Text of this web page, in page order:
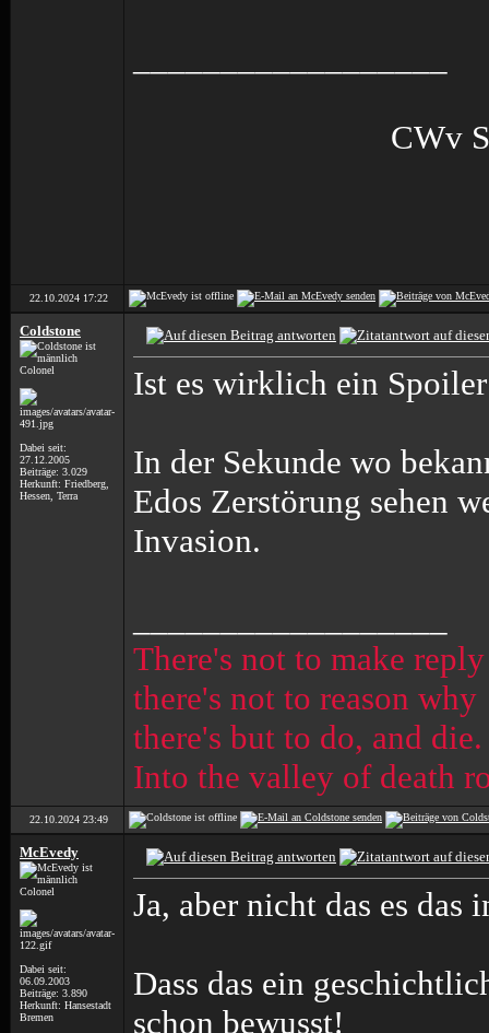
CWv
22.10.2024 17:22
Coldstone
Colonel
Dabei seit:
27.12.2005
Beiträge: 3.029
Herkunft: Friedberg,
Hessen, Terra
Ist es wirklich ein Spoiler
In der Sekunde wo
Edos Zerstörung sehen
Invasion.
There's not to make reply
there's not to reason why
there's but to do, and die.
Into the valley of death
22.10.2024 23:49
McEvedy
Colonel
Dabei seit:
06.09.2003
Beiträge: 3.890
Herkunft: Hansestadt
Bremen
Ja, aber nicht das es
Dass das ein
schon bewusst!